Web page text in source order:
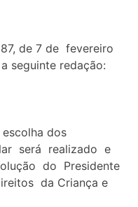
de 7 de fevereiro
seguinte redação:
escolha dos
será realizado e
do Presidente
da Criança e